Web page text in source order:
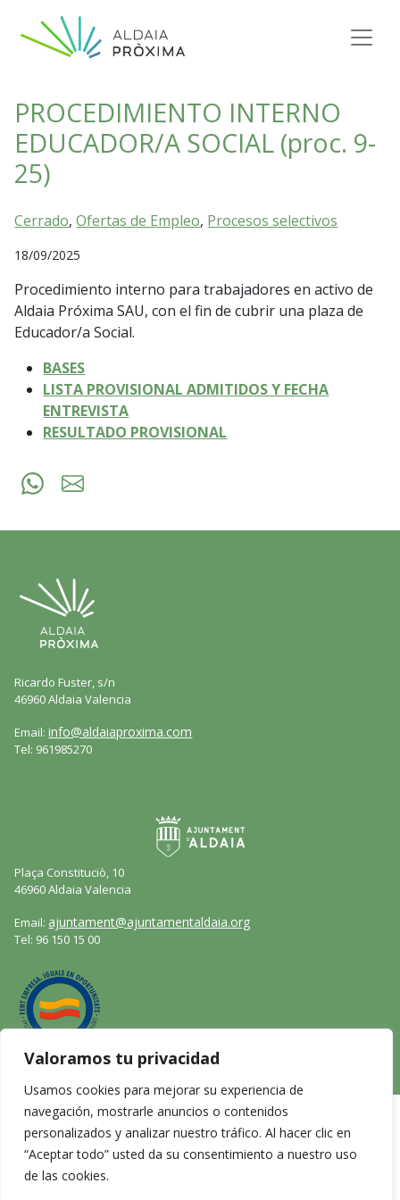
Valoramos tu privacidad
Usamos cookies para mejorar su experiencia de
navegación, mostrarle anuncios o contenidos
personalizados y analizar nuestro tráfico. Al hacer clic en
“Aceptar todo” usted da su consentimiento a nuestro uso
de las cookies.
Navegación principal
PROCEDIMIENTO INTERNO
EDUCADOR/A SOCIAL (proc. 9-
25)
Cerrado,Ofertas de Empleo, Procesos selectivos
18/09/2025
Procedimiento interno para trabajadores en activo de
Aldaia Próxima SAU, con el fin de cubrir una plaza de
Educador/a Social.
BASES
LISTA PROVISIONAL ADMITIDOS Y FECHA
ENTREVISTA
RESULTADO PROVISIONAL
Ricardo Fuster, s/n
46960 Aldaia Valencia
Email:info@aldaiaproxima.com
Tel: 961985270
Plaça Constituciò, 10
46960 Aldaia Valencia
Email: ajuntament@ajuntamentaldaia.org
Tel: 96 150 15 00
Aviso legal
Política de privacidad
Politica de cookies